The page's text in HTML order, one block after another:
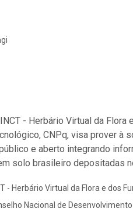
- Herbário Virtual da
CNPq, visa prover à
e aberto integrando
solo brasileiro depositadas
- Herbário Virtual da Flora e dos
Nacional de